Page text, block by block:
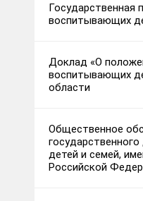
Государственная
воспитывающих
Доклад «О
воспитывающих
области
Общественное
детей и семей,
Российской